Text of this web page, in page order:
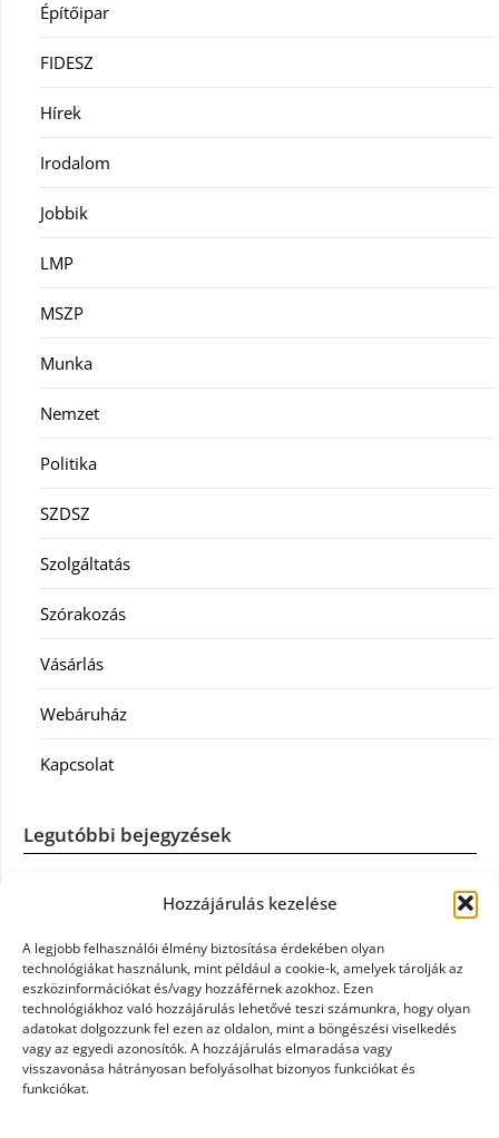
Hozzájárulás kezelése
A legjobb felhasználói élmény biztosítása érdekében olyan
technológiákat használunk, mint például a cookie-k, amelyek tárolják az
eszközinformációkat és/vagy hozzáférnek azokhoz. Ezen
technológiákhoz való hozzájárulás lehetővé teszi számunkra, hogy olyan
adatokat dolgozzunk fel ezen az oldalon, mint a böngészési viselkedés
vagy az egyedi azonosítók. A hozzájárulás elmaradása vagy
visszavonása hátrányosan befolyásolhat bizonyos funkciókat és
funkciókat.
Építőipar
FIDESZ
Hírek
Irodalom
Jobbik
LMP
MSZP
Munka
Nemzet
Politika
SZDSZ
Szolgáltatás
Szórakozás
Vásárlás
Webáruház
Kapcsolat
Legutóbbi bejegyzések
Casco szélvédőcsere: mikor éri meg a biztosítást igénybe
Könyvelés: mikor érdemes könyvelőt váltani?
Szövetkezeti jog: miért elengedhetetlen a szakszerű jogi
háttér a biztonságos működéshez
Munkajogi ügyvéd: miért nem érdemes várni a jogi